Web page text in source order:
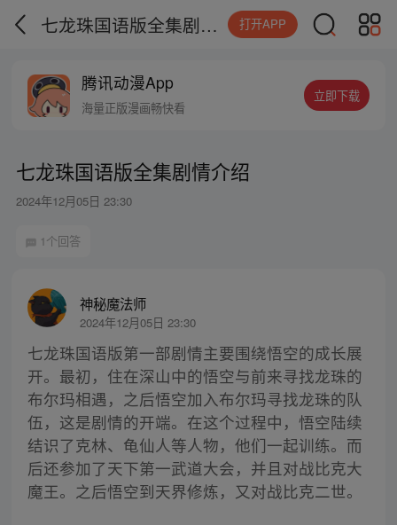
七龙珠国语版全集剧情介绍 打开APP
腾讯动漫App
海量正版漫画畅快看
立即下载
七龙珠国语版全集剧情介绍
2024年12月05日 23:30
1个回答
神秘魔法师
2024年12月05日 23:30
七龙珠国语版第一部剧情主要围绕悟空的成长展
开。最初，住在深山中的悟空与前来寻找龙珠的
布尔玛相遇，之后悟空加入布尔玛寻找龙珠的队
伍，这是剧情的开端。在这个过程中，悟空陆续
结识了克林、龟仙人等人物，他们一起训练。而
后还参加了天下第一武道大会，并且对战比克大
魔王。之后悟空到天界修炼，又对战比克二世。